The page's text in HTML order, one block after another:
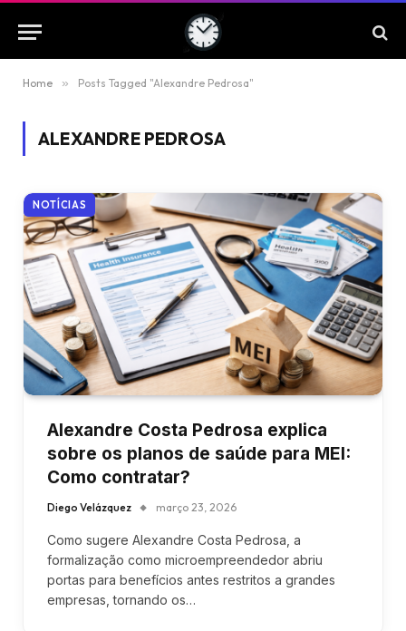
Home » Posts Tagged "Alexandre Pedrosa"
ALEXANDRE PEDROSA
NOTÍCIAS
Alexandre Costa Pedrosa explica
sobre os planos de saúde para MEI:
Como contratar?
Diego Velázquez março 23, 2026
Como sugere Alexandre Costa Pedrosa, a
formalização como microempreendedor abriu
portas para benefícios antes restritos a grandes
empresas, tornando os…